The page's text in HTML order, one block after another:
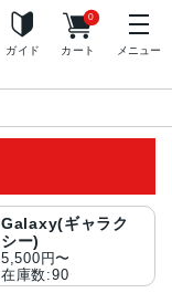
ガイド カート
0
メニュー
Galaxy(ギャラク
シー)
5,500円〜
在庫数:90